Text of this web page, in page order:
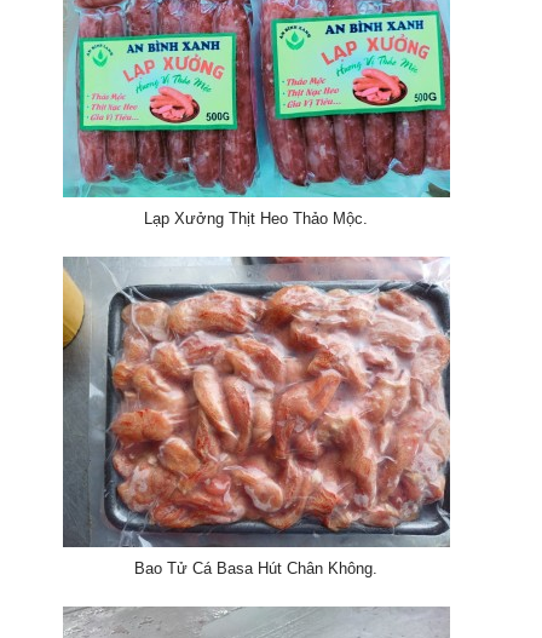
Lạp Xưởng Thịt Heo Thảo Mộc.
Bao Tử Cá Basa Hút Chân Không.